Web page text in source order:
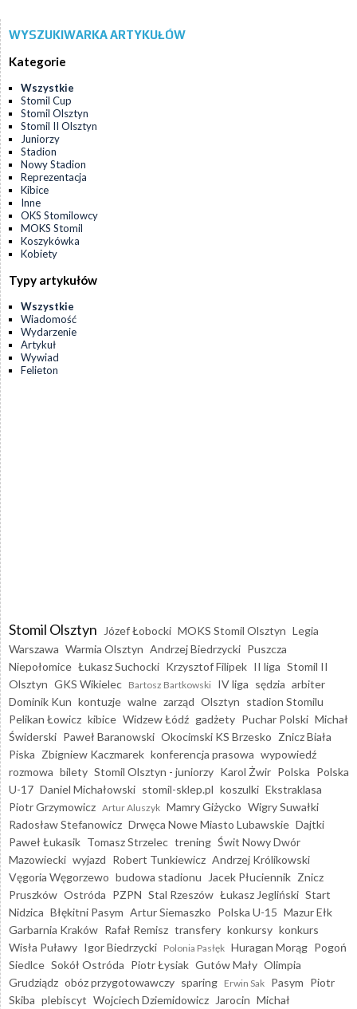
WYSZUKIWARKA ARTYKUŁÓW
Kategorie
Wszystkie
Stomil Cup
Stomil Olsztyn
Stomil II Olsztyn
Juniorzy
Stadion
Nowy Stadion
Reprezentacja
Kibice
Inne
OKS Stomilowcy
MOKS Stomil
Koszykówka
Kobiety
Typy artykułów
Wszystkie
Wiadomość
Wydarzenie
Artykuł
Wywiad
Felieton
Stomil Olsztyn Józef Łobocki MOKS Stomil Olsztyn Legia
Warszawa Warmia Olsztyn Andrzej Biedrzycki Puszcza
Niepołomice Łukasz Suchocki Krzysztof Filipek II liga Stomil II
Olsztyn GKS Wikielec Bartosz Bartkowski IV liga sędzia arbiter
Dominik Kun kontuzje walne zarząd Olsztyn stadion Stomilu
Pelikan Łowicz kibice Widzew Łódź gadżety Puchar Polski Michał
Świderski Paweł Baranowski Okocimski KS Brzesko Znicz Biała
Piska Zbigniew Kaczmarek konferencja prasowa wypowiedź
rozmowa bilety Stomil Olsztyn - juniorzy Karol Żwir Polska Polska
U-17 Daniel Michałowski stomil-sklep.pl koszulki Ekstraklasa
Piotr Grzymowicz Artur Aluszyk Mamry Giżycko Wigry Suwałki
Radosław Stefanowicz Drwęca Nowe Miasto Lubawskie Dajtki
Paweł Łukasik Tomasz Strzelec trening Świt Nowy Dwór
Mazowiecki wyjazd Robert Tunkiewicz Andrzej Królikowski
Vęgoria Węgorzewo budowa stadionu Jacek Płuciennik Znicz
Pruszków Ostróda PZPN Stal Rzeszów Łukasz Jegliński Start
Nidzica Błękitni Pasym Artur Siemaszko Polska U-15 Mazur Ełk
Garbarnia Kraków Rafał Remisz transfery konkursy konkurs
Wisła Puławy Igor Biedrzycki Polonia Pasłęk Huragan Morąg Pogoń
Siedlce Sokół Ostróda Piotr Łysiak Gutów Mały Olimpia
Grudziądz obóz przygotowawczy sparing Erwin Sak Pasym Piotr
Skiba plebiscyt Wojciech Dziemidowicz Jarocin Michał